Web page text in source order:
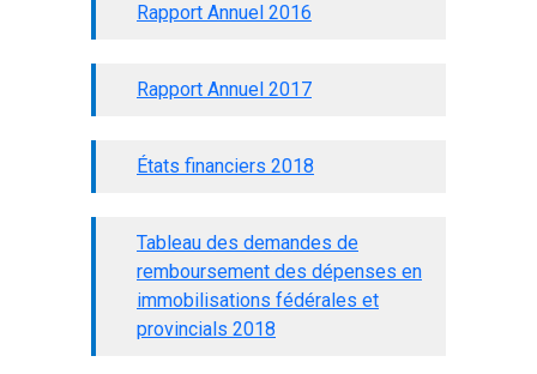
Rapport Annuel 2016
Rapport Annuel 2017
États financiers 2018
Tableau des demandes de
remboursement des dépenses en
immobilisations fédérales et
provincials 2018